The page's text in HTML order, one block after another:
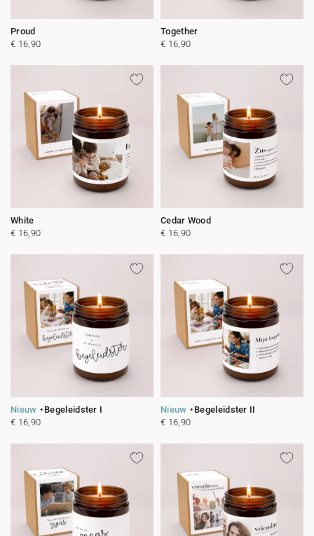
Proud
€ 16,90
Together
€ 16,90
White
€ 16,90
Cedar Wood
€ 16,90
Nieuw
Begeleidster I
€ 16,90
Nieuw
Begeleidster II
€ 16,90